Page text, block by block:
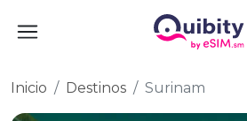
Inicio Destinos Surinam